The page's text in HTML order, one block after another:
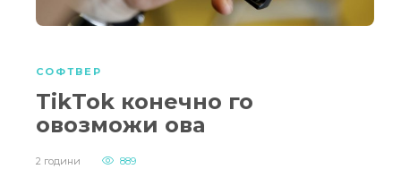
СОФТВЕР
TikTok конечно го
овозможи ова
2 години 889